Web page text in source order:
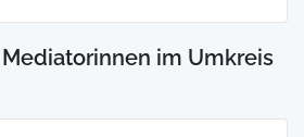
im Umkreis